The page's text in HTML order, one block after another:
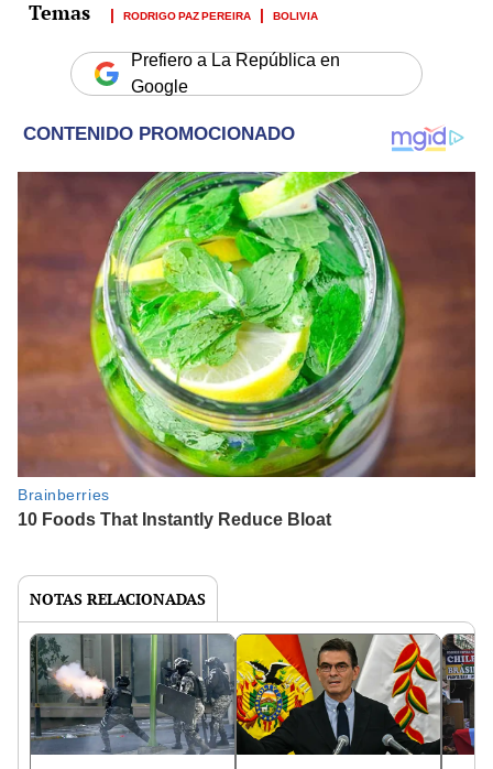
RODRIGO PAZ PEREIRA BOLIVIA
Prefiero a La República en
Google
NOTAS RELACIONADAS